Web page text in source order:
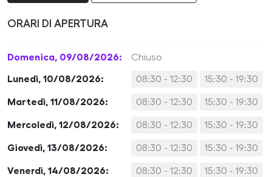
ORARI DI APERTURA
Domenica, 09/08/2026: Chiuso
Lunedì, 10/08/2026: 08:30 - 12:30 15:30 - 19:30
Martedì, 11/08/2026: 08:30 - 12:30 15:30 - 19:30
Mercoledì, 12/08/2026: 08:30 - 12:30 15:30 - 19:30
Giovedì, 13/08/2026: 08:30 - 12:30 15:30 - 19:30
Venerdì, 14/08/2026: 08:30 - 12:30 15:30 - 19:30